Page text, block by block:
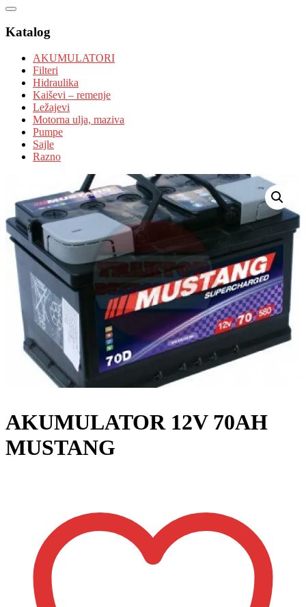
Catalog
Katalog
AKUMULATORI
Filteri
Hidraulika
Kaiševi – remenje
Ležajevi
Motorna ulja, maziva
Pumpe
Sajle
Razno
AKUMULATOR 12V 70AH
MUSTANG